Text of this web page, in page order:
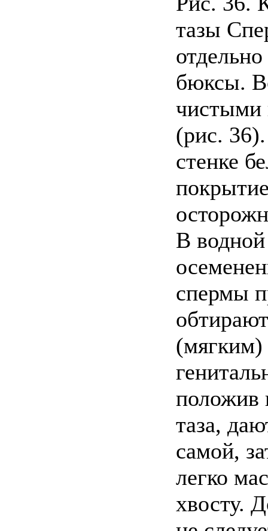
тазы
бюксы.
чистыми
(рис.
стенке
В водной
спермы
(мягким)
положив
таза,
самой,
легко
хвосту.